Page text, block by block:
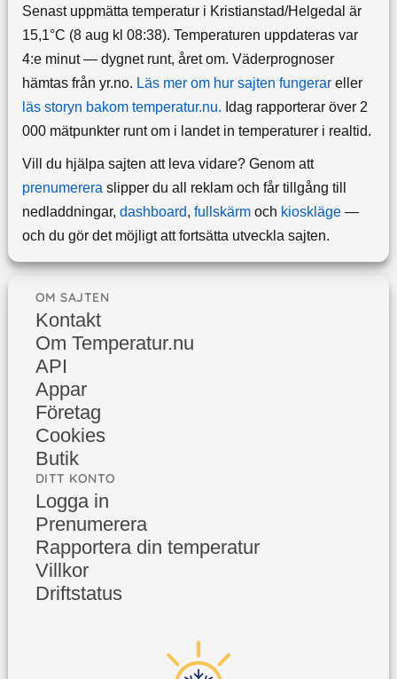
Senast uppmätta temperatur i Kristianstad/Helgedal är
15,1°C (8 aug kl 08:38). Temperaturen uppdateras var
4:e minut — dygnet runt, året om. Väderprognoser
hämtas från yr.no. Läs mer om hur sajten fungerareller
läs storyn bakom temperatur.nu. Idag rapporterar över 2
000 mätpunkter runt om i landet in temperaturer i realtid.
Vill du hjälpa sajten att leva vidare? Genom att
prenumereraslipper du all reklam och får tillgång till
nedladdningar, dashboard, fullskärmoch kioskläge—
och du gör det möjligt att fortsätta utveckla sajten.
OM SAJTEN
Kontakt
Om Temperatur.nu
API
Appar
Företag
Cookies
Butik
DITT KONTO
Logga in
Prenumerera
Rapportera din temperatur
Villkor
Driftstatus